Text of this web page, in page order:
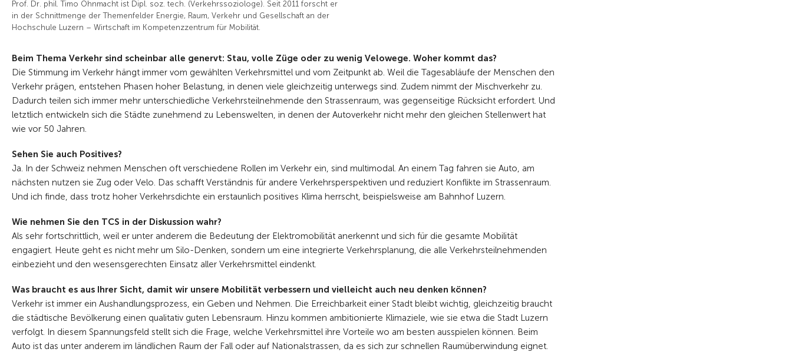
Prof. Dr. phil. Timo Ohnmacht ist Dipl. soz. tech. (Verkehrssoziologe). Seit 2011 forscht er
in der Schnittmenge der Themenfelder Energie, Raum, Verkehr und Gesellschaft an der
Hochschule Luzern – Wirtschaft im Kompetenzzentrum für Mobilität.
Beim Thema Verkehr sind scheinbar alle genervt: Stau, volle Züge oder zu wenig Velowege. Woher kommt das?
Die Stimmung im Verkehr hängt immer vom gewählten Verkehrsmittel und vom Zeitpunkt ab. Weil die Tagesabläufe der Menschen den
Verkehr prägen, entstehen Phasen hoher Belastung, in denen viele gleichzeitig unterwegs sind. Zudem nimmt der Mischverkehr zu.
Dadurch teilen sich immer mehr unterschiedliche Verkehrsteilnehmende den Strassenraum, was gegenseitige Rücksicht erfordert. Und
letztlich entwickeln sich die Städte zunehmend zu Lebenswelten, in denen der Autoverkehr nicht mehr den gleichen Stellenwert hat
wie vor 50 Jahren.
Sehen Sie auch Positives?
Ja. In der Schweiz nehmen Menschen oft verschiedene Rollen im Verkehr ein, sind multimodal. An einem Tag fahren sie Auto, am
nächsten nutzen sie Zug oder Velo. Das schafft Verständnis für andere Verkehrsperspektiven und reduziert Konflikte im Strassenraum.
Und ich finde, dass trotz hoher Verkehrsdichte ein erstaunlich positives Klima herrscht, beispielsweise am Bahnhof Luzern.
Wie nehmen Sie den TCS in der Diskussion wahr?
Als sehr fortschrittlich, weil er unter anderem die Bedeutung der Elektromobilität anerkennt und sich für die gesamte Mobilität
engagiert. Heute geht es nicht mehr um Silo-Denken, sondern um eine integrierte Verkehrsplanung, die alle Verkehrsteilnehmenden
einbezieht und den wesensgerechten Einsatz aller Verkehrsmittel eindenkt.
Was braucht es aus Ihrer Sicht, damit wir unsere Mobilität verbessern und vielleicht auch neu denken können?
Verkehr ist immer ein Aushandlungsprozess, ein Geben und Nehmen. Die Erreichbarkeit einer Stadt bleibt wichtig, gleichzeitig braucht
die städtische Bevölkerung einen qualitativ guten Lebensraum. Hinzu kommen ambitionierte Klimaziele, wie sie etwa die Stadt Luzern
verfolgt. In diesem Spannungsfeld stellt sich die Frage, welche Verkehrsmittel ihre Vorteile wo am besten ausspielen können. Beim
Auto ist das unter anderem im ländlichen Raum der Fall oder auf Nationalstrassen, da es sich zur schnellen Raumüberwindung eignet.